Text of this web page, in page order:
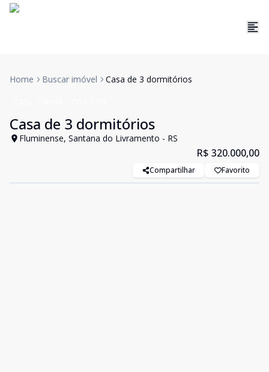
Home Buscar imóvel Casa de 3 dormitórios
Casa de 3 dormitórios
Fluminense, Santana do Livramento - RS
R$ 320.000,00
Compartilhar Favorito